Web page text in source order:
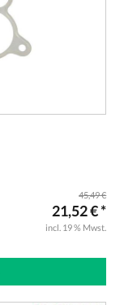
45,49 €
21,52 € *
incl. 19 % Mwst.